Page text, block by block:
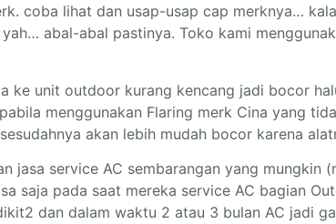
coba lihat dan usap-usap cap merknya…
abal-abal pastinya. Toko kami
ke unit outdoor kurang kencang jadi bocor
menggunakan Flaring merk Cina yang
akan lebih mudah bocor karena
jasa service AC sembarangan yang mungkin
saja pada saat mereka service AC bagian
dan dalam waktu 2 atau 3 bulan AC jadi